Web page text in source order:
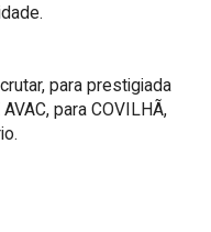
para prestigiada
para COVILHÃ,